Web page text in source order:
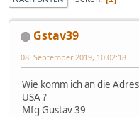
Gstav39
08. September 2019, 10:02:18
Wie komm ich an die
USA ?
Mfg Gustav 39